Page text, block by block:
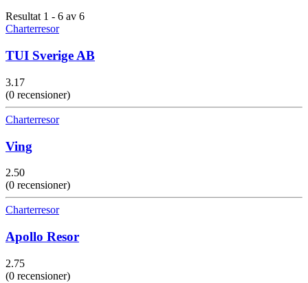
Resultat 1 - 6 av 6
Charterresor
TUI Sverige AB
3.17
(0 recensioner)
Charterresor
Ving
2.50
(0 recensioner)
Charterresor
Apollo Resor
2.75
(0 recensioner)